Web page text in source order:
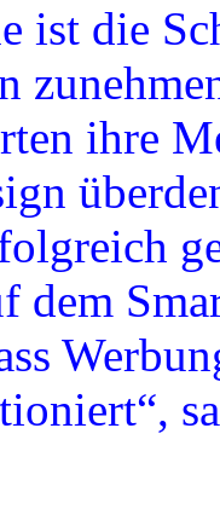
ist die
ihre
dem